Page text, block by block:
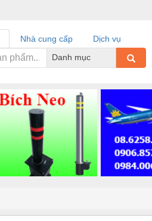
Nhà cung cấp
Dịch vụ
Danh mục